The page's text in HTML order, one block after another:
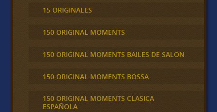
15 ORIGINALES
150 ORIGINAL MOMENTS
150 ORIGINAL MOMENTS BAILES DE SALON
150 ORIGINAL MOMENTS BOSSA
150 ORIGINAL MOMENTS CLASICA
ESPAÑOLA